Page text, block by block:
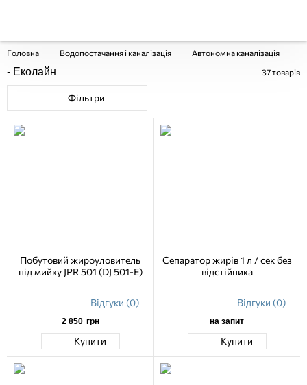
Головна Водопостачання і каналізація Автономна каналізація
- Еколайн 37товарів
Фільтри
Побутовий жироуловитель
під мийку JPR 501 (DJ 501-E)
Відгуки (0)
2 850 грн
Купити
Сепаратор жирів 1 л / сек без
відстійника
Відгуки (0)
на запит
Купити